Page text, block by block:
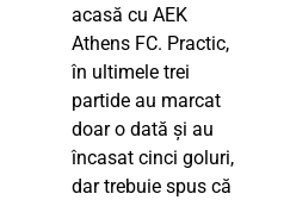
acasă cu AEK
Athens FC. Practic,
în ultimele trei
partide au marcat
doar o dată și au
încasat cinci goluri,
dar trebuie spus că